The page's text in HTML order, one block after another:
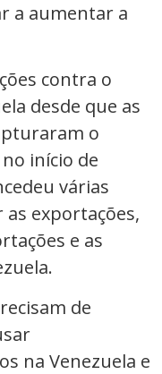
a aumentar a
contra o
desde que as
o
início de
várias
exportações,
e as
de
na Venezuela e